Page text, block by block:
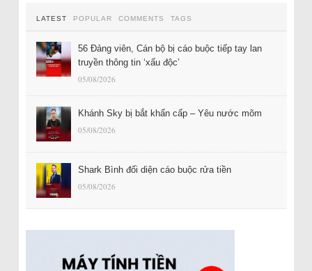
LATEST POPULAR COMMENTS TAGS
56 Đảng viên, Cán bộ bị cáo buộc tiếp tay lan
truyền thông tin ‘xấu độc’
05/08/2026
Khánh Sky bị bắt khẩn cấp – Yêu nước mõm
05/08/2026
Shark Bình đối diện cáo buộc rửa tiền
05/08/2026